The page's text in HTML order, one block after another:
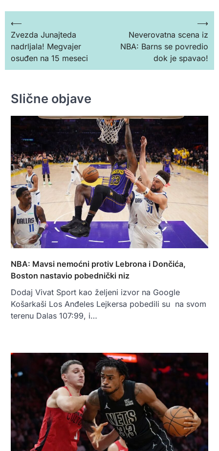
Кретање
чланка
⟵
Zvezda Junajteda
nadrljala! Megvajer
osuđen na 15 meseci
Neverovatna scena iz
NBA: Barns se povredio
dok je spavao!
⟶
Slične objave
NBA: Mavsi nemoćni protiv Lebrona i Dončića,
Boston nastavio pobednički niz
Dodaj Vivat Sport kao željeni izvor na Google
Košarkaši Los Anđeles Lejkersa pobedili su na svom
terenu Dalas 107:99, i…